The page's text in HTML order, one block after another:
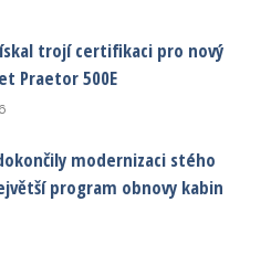
trojí certifikaci pro nový
Praetor 500E
modernizaci stého
program obnovy kabin